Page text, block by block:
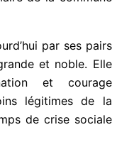
par ses pairs
et noble. Elle
et courage
légitimes de la
de crise sociale